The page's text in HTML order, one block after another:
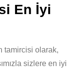
En İyi
tamircisi olarak,
sizlere en iyi